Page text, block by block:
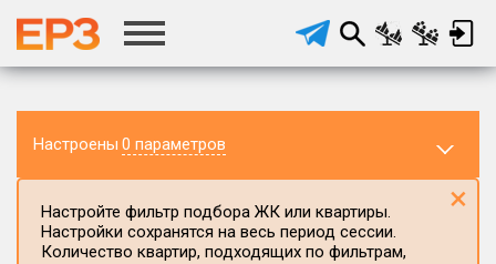
Настроены 0 параметров
Настройте фильтр подбора ЖК или квартиры.
Настройки сохранятся на весь период сессии.
Количество квартир, подходящих по фильтрам,
×